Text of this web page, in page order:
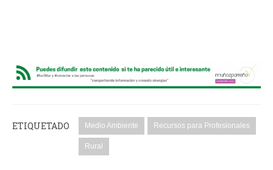
ETIQUETADO Medio Ambiente Recursos para Profesionales
Rural